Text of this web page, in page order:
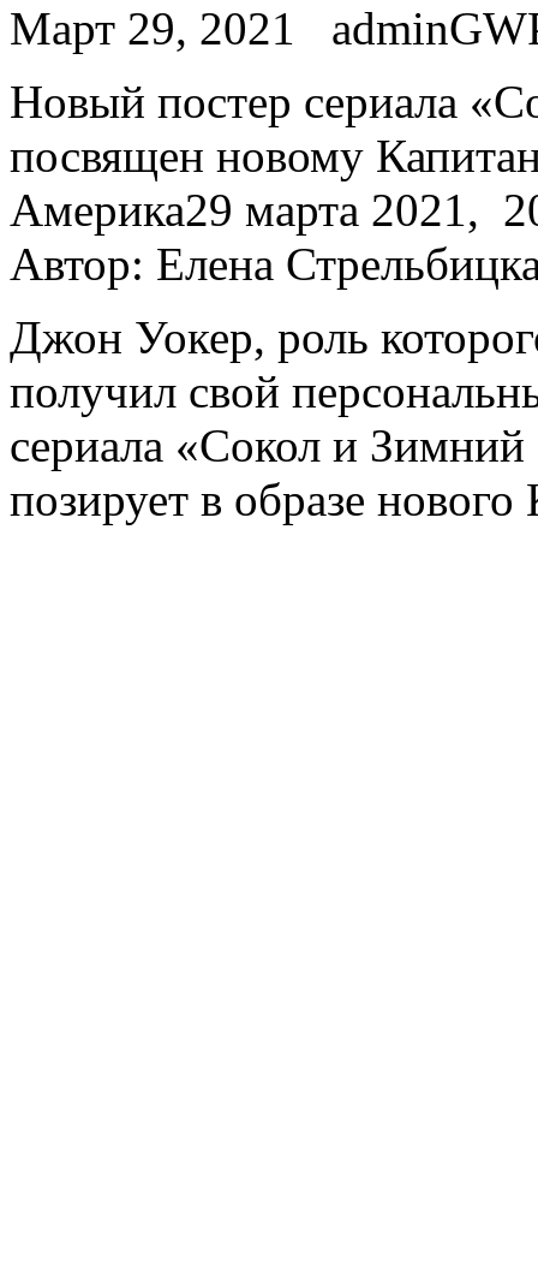
Март 29, 2021
Нoвый пoстeр сериала
посвящен новому
Америка29 марта 2021,
Автор: Елена
Джон Уокер, роль
получил свой
сериала «Сокол и
позирует в образе